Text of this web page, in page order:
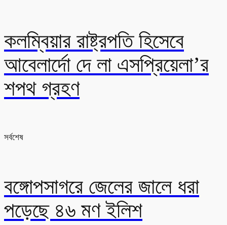
কলম্বিয়ার রাষ্ট্রপতি হিসেবে
আবেলার্দো দে লা এসপ্রিয়েলা’র
শপথ গ্রহণ
সর্বশেষ
বঙ্গোপসাগরে জেলের জালে ধরা
পড়েছে ৪৬ মণ ইলিশ